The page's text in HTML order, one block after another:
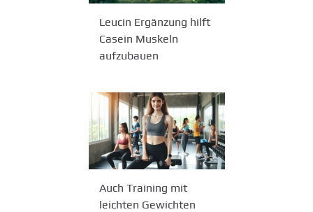
Leucin Ergänzung hilft
Casein Muskeln
aufzubauen
Auch Training mit
leichten Gewichten